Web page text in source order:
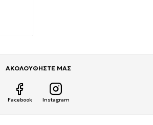
ΑΚΟΛΟΥΘΗΣΤΕ ΜΑΣ
Facebook Instagram